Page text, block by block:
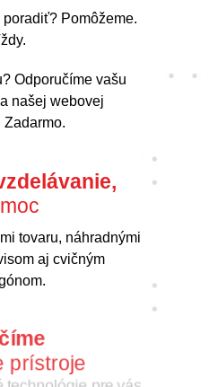
Pomôžeme.
Odporučíme vašu
našej webovej
Zadarmo.
tovaru, náhradnými
aj cvičným
prístroje